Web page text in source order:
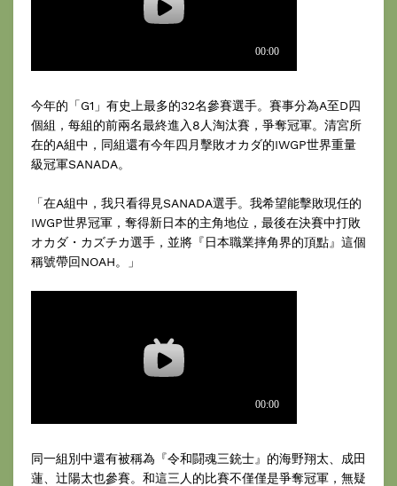
今年的「G1」有史上最多的32名參賽選手。賽事分為A至D四
個組，每組的前兩名最終進入8人淘汰賽，爭奪冠軍。清宮所
在的A組中，同組還有今年四月擊敗オカダ的IWGP世界重量
級冠軍SANADA。
「在A組中，我只看得見SANADA選手。我希望能擊敗現任的
IWGP世界冠軍，奪得新日本的主角地位，最後在決賽中打敗
オカダ・カズチカ選手，並將『日本職業摔角界的頂點』這個
稱號帶回NOAH。」
同一組別中還有被稱為『令和闘魂三銃士』的海野翔太、成田
蓮、辻陽太也參賽。和這三人的比賽不僅僅是爭奪冠軍，無疑